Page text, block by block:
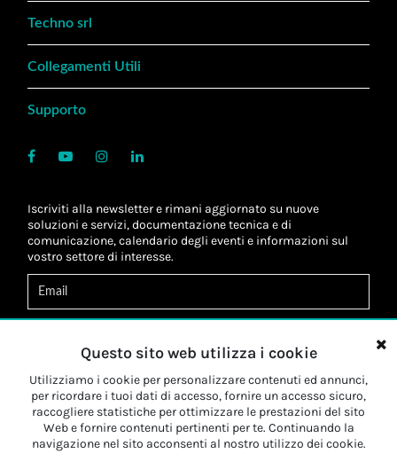
Techno srl
Collegamenti Utili
Supporto
Iscriviti alla newsletter e rimani aggiornato su nuove
soluzioni e servizi, documentazione tecnica e di
comunicazione, calendario degli eventi e informazioni sul
vostro settore di interesse.
Letta l'informativa, autorizzo altrattamento dei miei dati
personali*
Letta l'informativa, autorizzo al trattamento dei miei dati
personali a fini dimarketing*
Iscriviti
Questo sito web utilizza i cookie
Utilizziamo i cookie per personalizzare contenuti ed annunci,
per ricordare i tuoi dati di accesso, fornire un accesso sicuro,
raccogliere statistiche per ottimizzare le prestazioni del sito
Web e fornire contenuti pertinenti per te. Continuando la
navigazione nel sito acconsenti al nostro utilizzo dei cookie.